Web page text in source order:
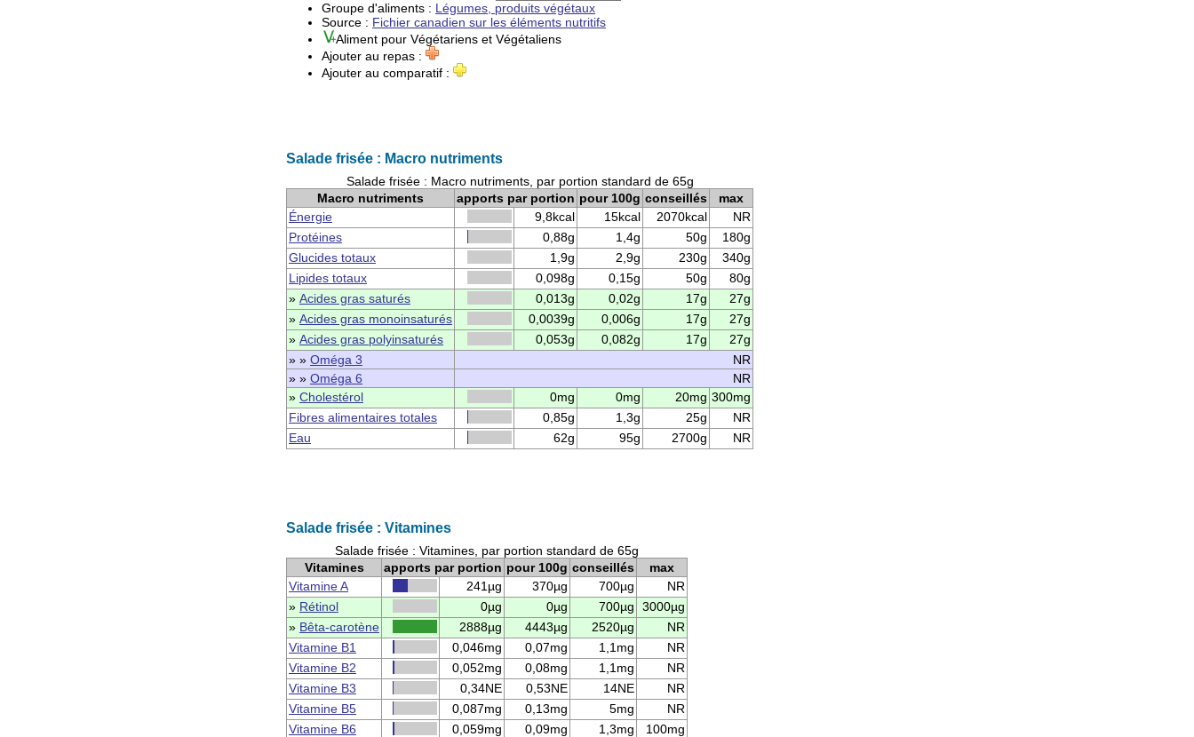
Groupe d'aliments : Légumes, produits végétaux
Source : Fichier canadien sur les éléments nutritifs
Aliment pour Végétariens et Végétaliens
Ajouter au repas :
Ajouter au comparatif :
Salade frisée : Macro nutriments
Salade frisée : Macro nutriments, par portion standard de 65g
Macro nutriments
apports par portion pour 100g conseillés
max
Énergie
9,8kcal 15kcal 2070kcal
NR
Protéines
0,88g 1,4g 50g
180g
Glucides totaux
1,9g 2,9g 230g
340g
Lipides totaux
0,098g 0,15g 50g
80g
» Acides gras saturés 0,013g 0,02g 17g
27g
» Acides gras monoinsaturés 0,0039g 0,006g 17g
27g
» Acides gras polyinsaturés 0,053g 0,082g 17g
27g
» » Oméga 3
NR
» » Oméga 6
NR
» Cholestérol 0mg 0mg 20mg 300mg
Fibres alimentaires totales
0,85g 1,3g 25g
NR
Eau
62g 95g 2700g NR
Salade frisée : Vitamines
Salade frisée : Vitamines, par portion standard de 65g
Vitamines
apports par portion pour 100g conseillés
max
Vitamine A
241µg 370µg 700µg
NR
» Rétinol 0µg 0µg 700µg
3000µg
» Bêta-carotène 2888µg 4443µg 2520µg
NR
Vitamine B1
0,046mg 0,07mg 1,1mg
NR
Vitamine B2
0,052mg 0,08mg 1,1mg
NR
Vitamine B3
0,34NE 0,53NE 14NE
NR
Vitamine B5
0,087mg 0,13mg 5mg
NR
Vitamine B6
0,059mg 0,09mg 1,3mg
100mg